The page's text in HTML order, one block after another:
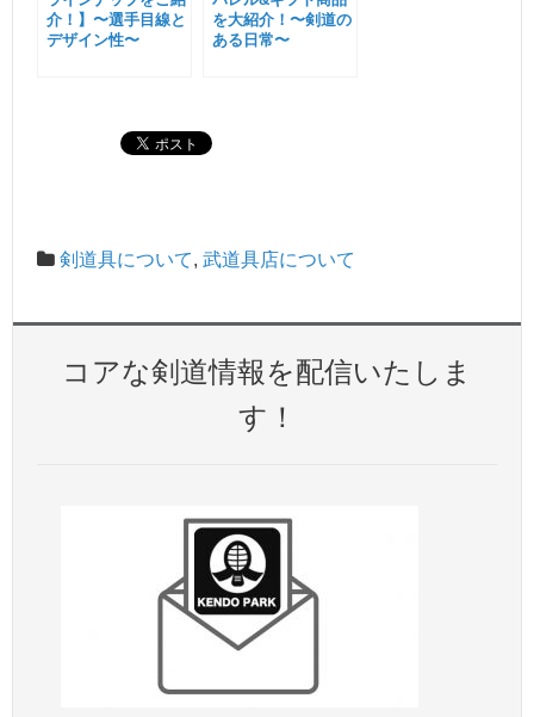
介！】〜選手目線と
デザイン性〜
を大紹介！〜剣道の
ある日常〜
剣道具について, 武道具店について
コアな剣道情報を配信いたしま
す！